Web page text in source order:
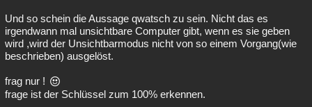
Und so schein die Aussage qwatsch zu sein. Nicht das es
irgendwann mal unsichtbare Computer gibt, wenn es sie geben
wird ,wird der Unsichtbarmodus nicht von so einem Vorgang(wie
beschrieben) ausgelöst.
frag nur !
frage ist der Schlüssel zum 100% erkennen.